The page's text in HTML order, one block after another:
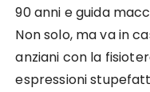
90 anni e guida
Non solo, ma va in
anziani con la
espressioni